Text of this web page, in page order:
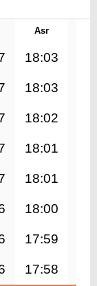
Asr
18:03
18:03
18:02
18:01
18:01
18:00
17:59
17:58